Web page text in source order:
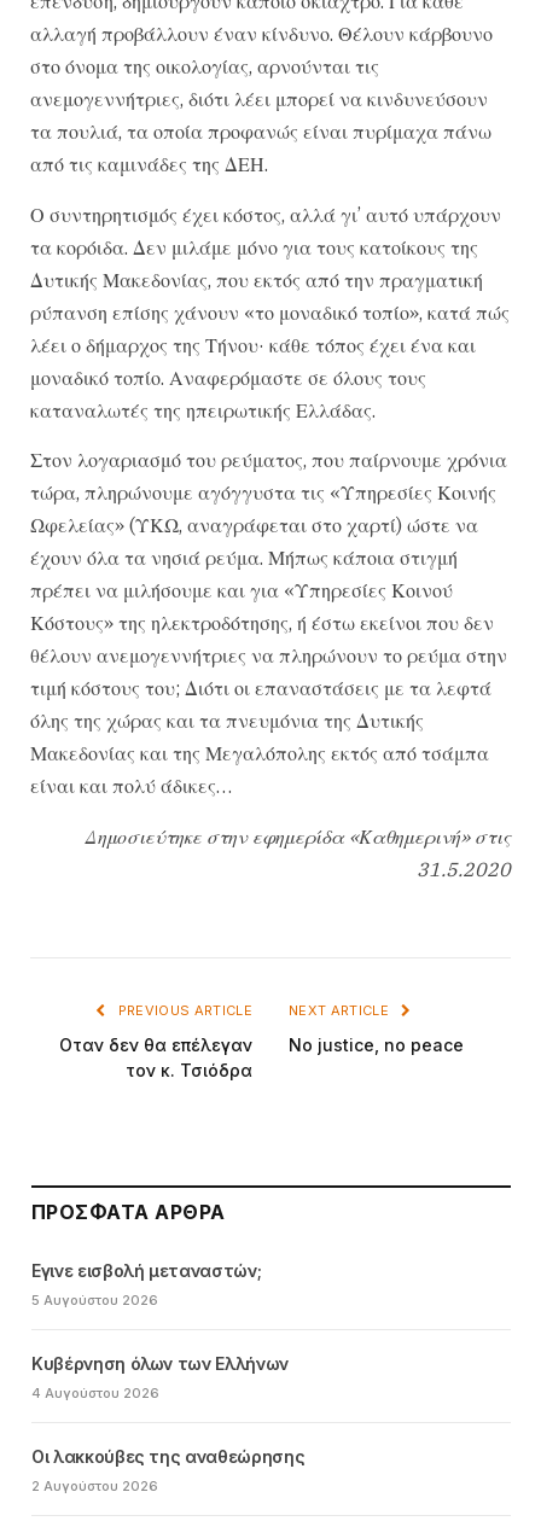
αλλαγή προβάλλουν έναν κίνδυνο. Θέλουν κάρβουνο
στο όνομα της οικολογίας, αρνούνται τις
ανεμογεννήτριες, διότι λέει μπορεί να κινδυνεύσουν
τα πουλιά, τα οποία προφανώς είναι πυρίμαχα πάνω
από τις καμινάδες της ΔΕΗ.
Ο συντηρητισμός έχει κόστος, αλλά γι’ αυτό υπάρχουν
τα κορόιδα. Δεν μιλάμε μόνο για τους κατοίκους της
Δυτικής Μακεδονίας, που εκτός από την πραγματική
ρύπανση επίσης χάνουν «το μοναδικό τοπίο», κατά πώς
λέει ο δήμαρχος της Τήνου· κάθε τόπος έχει ένα και
μοναδικό τοπίο. Αναφερόμαστε σε όλους τους
καταναλωτές της ηπειρωτικής Ελλάδας.
Στον λογαριασμό του ρεύματος, που παίρνουμε χρόνια
τώρα, πληρώνουμε αγόγγυστα τις «Υπηρεσίες Κοινής
Ωφελείας» (ΥΚΩ, αναγράφεται στο χαρτί) ώστε να
έχουν όλα τα νησιά ρεύμα. Μήπως κάποια στιγμή
πρέπει να μιλήσουμε και για «Υπηρεσίες Κοινού
Κόστους» της ηλεκτροδότησης, ή έστω εκείνοι που δεν
θέλουν ανεμογεννήτριες να πληρώνουν το ρεύμα στην
τιμή κόστους του; Διότι οι επαναστάσεις με τα λεφτά
όλης της χώρας και τα πνευμόνια της Δυτικής
Μακεδονίας και της Μεγαλόπολης εκτός από τσάμπα
είναι και πολύ άδικες…
Δημοσιεύτηκε στην εφημερίδα «Καθημερινή» στις
31.5.2020
PREVIOUS ARTICLE
Οταν δεν θα επέλεγαν
τον κ. Τσιόδρα
NEXT ARTICLE
No justice, no peace
ΠΡΌΣΦΑΤΑ ΆΡΘΡΑ
Εγινε εισβολή μεταναστών;
5 Αυγούστου 2026
Κυβέρνηση όλων των Ελλήνων
4 Αυγούστου 2026
Οι λακκούβες της αναθεώρησης
2 Αυγούστου 2026